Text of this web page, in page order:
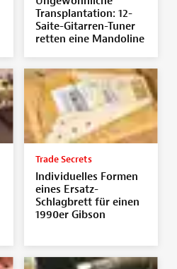
Transplantation: 12-
Saite-Gitarren-Tuner
retten eine Mandoline
Trade Secrets
Individuelles Formen
eines Ersatz-
Schlagbrett für einen
1990er Gibson